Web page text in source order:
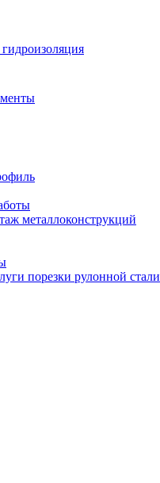
металлоконструкций
порезки рулонной стали